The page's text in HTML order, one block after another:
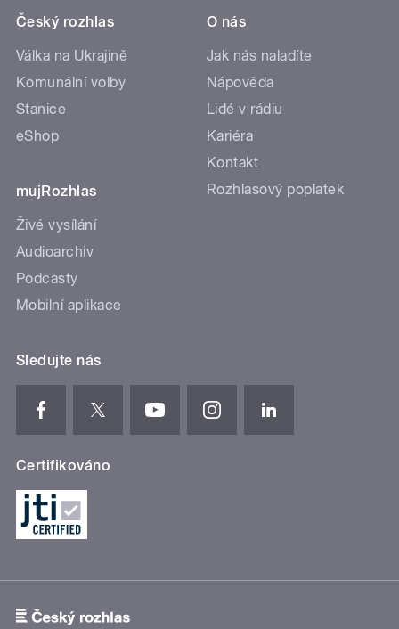
Český rozhlas
Válka na Ukrajině
Komunální volby
Stanice
eShop
mujRozhlas
Živé vysílání
Audioarchiv
Podcasty
Mobilní aplikace
O nás
Jak nás naladíte
Nápověda
Lidé v rádiu
Kariéra
Kontakt
Rozhlasový poplatek
Sledujte nás
Certifikováno